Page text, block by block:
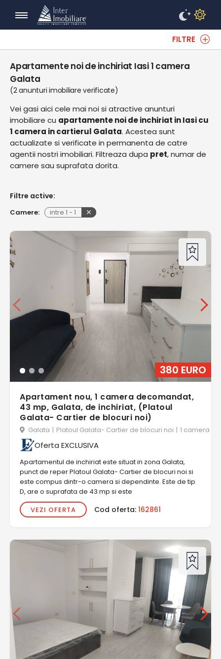
FILTRE
Apartamente noi de inchiriat Iasi 1 camera
Galata
(2 anunturi imobiliare verificate)
Vei gasi aici cele mai noi si atractive anunturi
imobiliare cu apartamente noi de inchiriat in Iasi cu
1 camera in cartierul Galata. Acestea sunt
actualizate si verificate in permanenta de catre
agentii nostri imobiliari. Filtreaza dupa pret, numar de
camere sau suprafata dorita.
Filtre active:
Camere: intre 1 - 1
380 EURO
Apartament nou, 1 camera decomandat,
43 mp, Galata, de inchiriat, (Platoul
Galata- Cartier de blocuri noi)
Galata | Platoul Galata- Cartier de blocuri noi | 1 camera
Oferta EXCLUSIVA
Apartamentul de inchiriat este situat in zona Galata,
punct de reper Platoul Galata- Cartier de blocuri noi si
este compus dintr-o camera si dependinte. Este de tip
D, are o suprafata de 43 mp si este
VEZI OFERTA
Cod oferta: 162861